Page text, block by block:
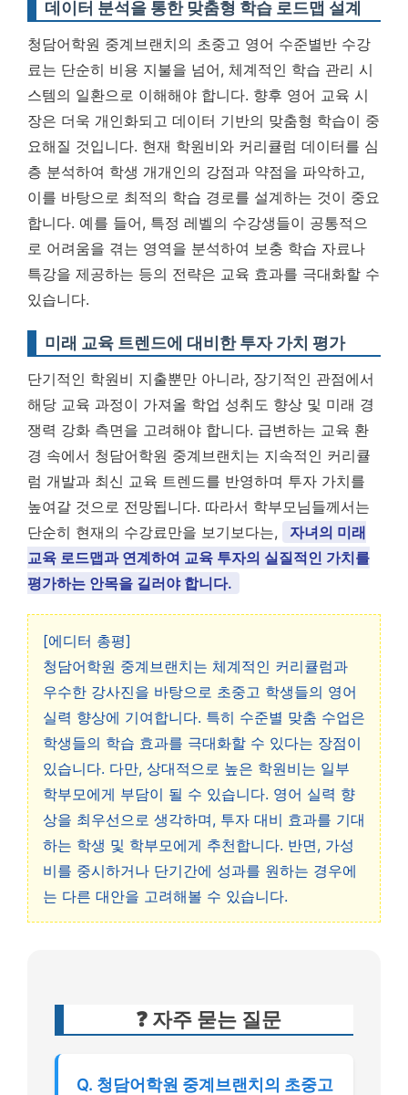
데이터 분석을 통한 맞춤형 학습 로드맵 설계
청담어학원 중계브랜치의 초중고 영어 수준별반 수강
료는 단순히 비용 지불을 넘어, 체계적인 학습 관리 시
스템의 일환으로 이해해야 합니다. 향후 영어 교육 시
장은 더욱 개인화되고 데이터 기반의 맞춤형 학습이 중
요해질 것입니다. 현재 학원비와 커리큘럼 데이터를 심
층 분석하여 학생 개개인의 강점과 약점을 파악하고,
이를 바탕으로 최적의 학습 경로를 설계하는 것이 중요
합니다. 예를 들어, 특정 레벨의 수강생들이 공통적으
로 어려움을 겪는 영역을 분석하여 보충 학습 자료나
특강을 제공하는 등의 전략은 교육 효과를 극대화할 수
있습니다.
미래 교육 트렌드에 대비한 투자 가치 평가
단기적인 학원비 지출뿐만 아니라, 장기적인 관점에서
해당 교육 과정이 가져올 학업 성취도 향상 및 미래 경
쟁력 강화 측면을 고려해야 합니다. 급변하는 교육 환
경 속에서 청담어학원 중계브랜치는 지속적인 커리큘
럼 개발과 최신 교육 트렌드를 반영하며 투자 가치를
높여갈 것으로 전망됩니다. 따라서 학부모님들께서는
단순히 현재의 수강료만을 보기보다는,
자녀의 미래
교육 로드맵과 연계하여 교육 투자의 실질적인 가치를
평가하는 안목을 길러야 합니다.
[에디터 총평]
청담어학원 중계브랜치는 체계적인 커리큘럼과
우수한 강사진을 바탕으로 초중고 학생들의 영어
실력 향상에 기여합니다. 특히 수준별 맞춤 수업은
학생들의 학습 효과를 극대화할 수 있다는 장점이
있습니다. 다만, 상대적으로 높은 학원비는 일부
학부모에게 부담이 될 수 있습니다. 영어 실력 향
상을 최우선으로 생각하며, 투자 대비 효과를 기대
하는 학생 및 학부모에게 추천합니다. 반면, 가성
비를 중시하거나 단기간에 성과를 원하는 경우에
는 다른 대안을 고려해볼 수 있습니다.
❓ 자주 묻는 질문
Q. 청담어학원 중계브랜치의 초중고